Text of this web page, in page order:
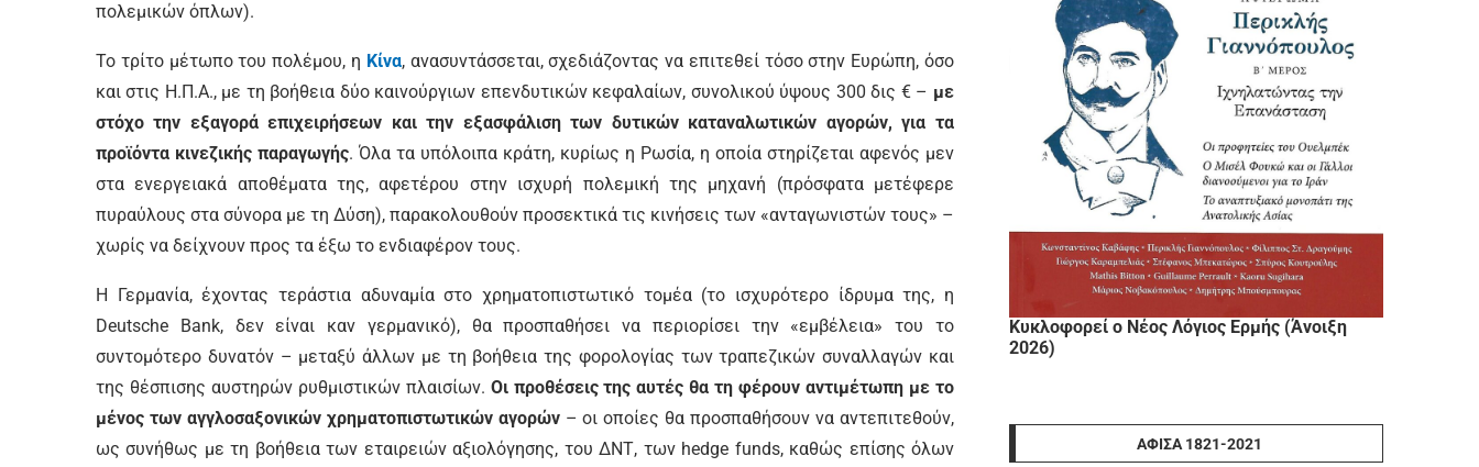
πολεμικών όπλων).
Το τρίτο μέτωπο του πολέμου, η Κίνα, ανασυντάσσεται, σχεδιάζοντας να επιτεθεί τόσο στην Ευρώπη, όσο
και στις Η.Π.Α., με τη βοήθεια δύο καινούργιων επενδυτικών κεφαλαίων, συνολικού ύψους 300 δις € – με
στόχο την εξαγορά επιχειρήσεων και την εξασφάλιση των δυτικών καταναλωτικών αγορών, για τα
προϊόντα κινεζικής παραγωγής. Όλα τα υπόλοιπα κράτη, κυρίως η Ρωσία, η οποία στηρίζεται αφενός μεν
στα ενεργειακά αποθέματα της, αφετέρου στην ισχυρή πολεμική της μηχανή (πρόσφατα μετέφερε
πυραύλους στα σύνορα με τη Δύση), παρακολουθούν προσεκτικά τις κινήσεις των «ανταγωνιστών τους» –
χωρίς να δείχνουν προς τα έξω το ενδιαφέρον τους.
Η Γερμανία, έχοντας τεράστια αδυναμία στο χρηματοπιστωτικό τομέα (το ισχυρότερο ίδρυμα της, η
Deutsche Bank, δεν είναι καν γερμανικό), θα προσπαθήσει να περιορίσει την «εμβέλεια» του το
συντομότερο δυνατόν – μεταξύ άλλων με τη βοήθεια της φορολογίας των τραπεζικών συναλλαγών και
της θέσπισης αυστηρών ρυθμιστικών πλαισίων. Οι προθέσεις της αυτές θα τη φέρουν αντιμέτωπη με το
μένος των αγγλοσαξονικών χρηματοπιστωτικών αγορών– οι οποίες θα προσπαθήσουν να αντεπιτεθούν,
ως συνήθως με τη βοήθεια των εταιρειών αξιολόγησης, του ΔΝΤ, των hedge funds, καθώς επίσης όλων
Κυκλοφορεί ο Νέος Λόγιος Ερμής (Άνοιξη
2026)
ΑΦΊΣΑ 1821-2021